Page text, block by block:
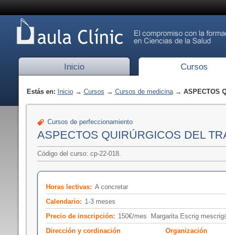
Inicio Cursos
Estás en: Inicio→ Cursos → Cursos de medicina→ ASPECTOS
Cursos de perfeccionamiento
ASPECTOS QUIRÚRGICOS DEL
Código del curso: cp-22-018.
Horas lectivas: A concretar
Calendario: 1-3 meses
Precio de inscripción: 150€/mes Margarita Escrig
Dirección y cordinación
Organización